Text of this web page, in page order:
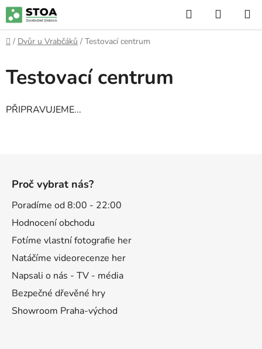
Přejít
na
obsah
Hledat
KOŠÍK
Domů
/ Dvůr u Vrabčáků / Testovací centrum
Testovací centrum
PŘIPRAVUJEME...
Proč vybrat nás?
Poradíme od 8:00 - 22:00
Hodnocení obchodu
Fotíme vlastní fotografie her
Natáčíme videorecenze her
Napsali o nás - TV - média
Bezpečné dřevěné hry
Showroom Praha-východ